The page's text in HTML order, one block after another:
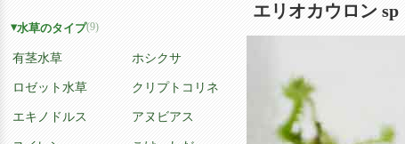
エリオカウロン sp
水草のタイプ(9)
有茎水草 ホシクサ
ロゼット水草 クリプトコリネ
エキノドルス アヌビアス